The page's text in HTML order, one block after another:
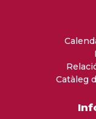
Catàleg